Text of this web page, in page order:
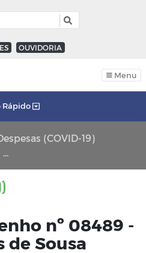
OUVIDORIA
Menu
Rápido
(COVID-19)
nº 08489 -
de Sousa